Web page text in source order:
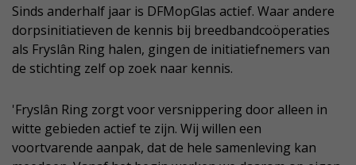
Sinds anderhalf jaar is DFMopGlas actief. Waar andere
dorpsinitiatieven de kennis bij breedbandcoöperaties
als Fryslân Ring halen, gingen de initiatiefnemers van
de stichting zelf op zoek naar kennis.
'Fryslân Ring zorgt voor versnippering door alleen in
witte gebieden actief te zijn. Wij willen een
voortvarende aanpak, dat de hele samenleving kan